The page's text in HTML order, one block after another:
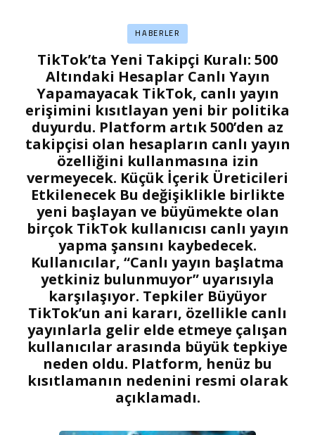
HABERLER
TikTok’ta Yeni Takipçi Kuralı: 500
Altındaki Hesaplar Canlı Yayın
Yapamayacak TikTok, canlı yayın
erişimini kısıtlayan yeni bir politika
duyurdu. Platform artık 500’den az
takipçisi olan hesapların canlı yayın
özelliğini kullanmasına izin
vermeyecek. Küçük İçerik Üreticileri
Etkilenecek Bu değişiklikle birlikte
yeni başlayan ve büyümekte olan
birçok TikTok kullanıcısı canlı yayın
yapma şansını kaybedecek.
Kullanıcılar, “Canlı yayın başlatma
yetkiniz bulunmuyor” uyarısıyla
karşılaşıyor. Tepkiler Büyüyor
TikTok’un ani kararı, özellikle canlı
yayınlarla gelir elde etmeye çalışan
kullanıcılar arasında büyük tepkiye
neden oldu. Platform, henüz bu
kısıtlamanın nedenini resmi olarak
açıklamadı.